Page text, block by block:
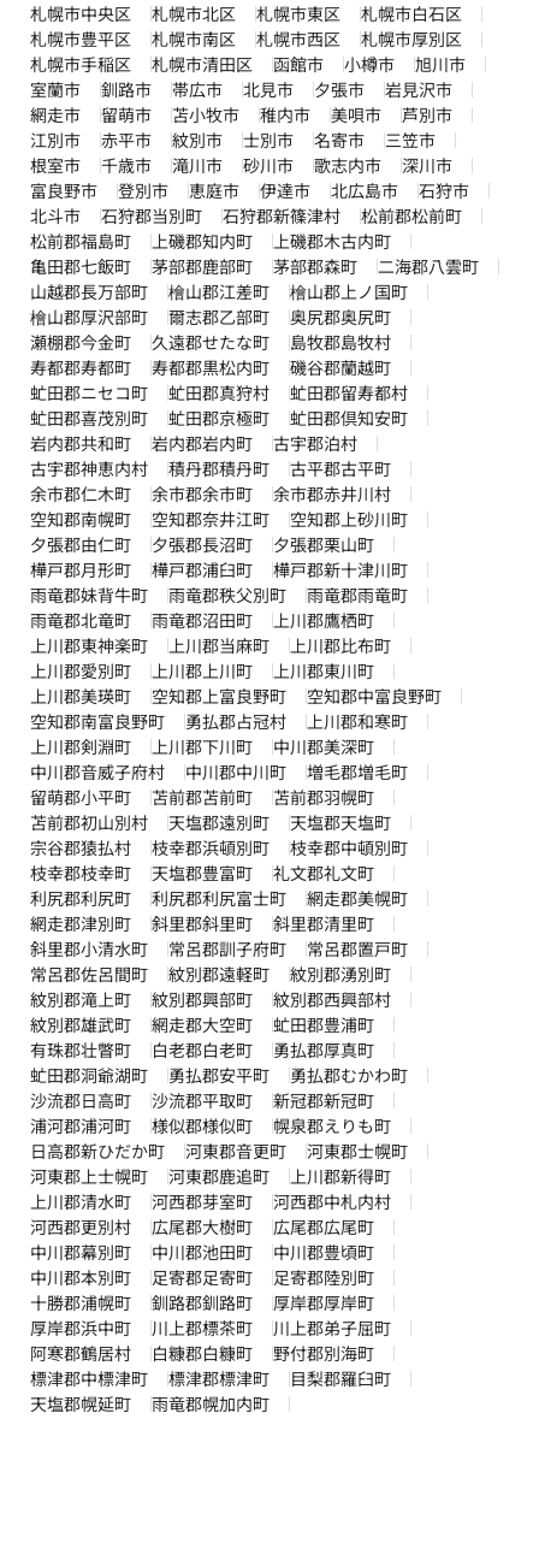
札幌市中央区 札幌市北区 札幌市東区
札幌市白石区
札幌市豊平区
札幌市南区 札幌市西区
札幌市厚別区
札幌市手稲区
札幌市清田区 函館市 小樽市
旭川市
室蘭市
釧路市 帯広市 北見市 夕張市
岩見沢市
網走市
留萌市 苫小牧市 稚内市 美唄市
芦別市
江別市
赤平市 紋別市 士別市 名寄市
三笠市
根室市
千歳市 滝川市 砂川市 歌志内市
深川市
富良野市
登別市 恵庭市 伊達市 北広島市
石狩市
北斗市
石狩郡当別町 石狩郡新篠津村
松前郡松前町
松前郡福島町
上磯郡知内町
上磯郡木古内町
亀田郡七飯町
茅部郡鹿部町 茅部郡森町
二海郡八雲町
山越郡長万部町
檜山郡江差町
檜山郡上ノ国町
檜山郡厚沢部町
爾志郡乙部町
奥尻郡奥尻町
瀬棚郡今金町
久遠郡せたな町
島牧郡島牧村
寿都郡寿都町
寿都郡黒松内町
磯谷郡蘭越町
虻田郡ニセコ町
虻田郡真狩村
虻田郡留寿都村
虻田郡喜茂別町
虻田郡京極町
虻田郡倶知安町
岩内郡共和町
岩内郡岩内町
古宇郡泊村
古宇郡神恵内村
積丹郡積丹町
古平郡古平町
余市郡仁木町
余市郡余市町
余市郡赤井川村
空知郡南幌町
空知郡奈井江町
空知郡上砂川町
夕張郡由仁町
夕張郡長沼町
夕張郡栗山町
樺戸郡月形町
樺戸郡浦臼町
樺戸郡新十津川町
雨竜郡妹背牛町
雨竜郡秩父別町
雨竜郡雨竜町
雨竜郡北竜町
雨竜郡沼田町
上川郡鷹栖町
上川郡東神楽町
上川郡当麻町
上川郡比布町
上川郡愛別町
上川郡上川町
上川郡東川町
上川郡美瑛町
空知郡上富良野町
空知郡中富良野町
空知郡南富良野町
勇払郡占冠村
上川郡和寒町
上川郡剣淵町
上川郡下川町
中川郡美深町
中川郡音威子府村
中川郡中川町
増毛郡増毛町
留萌郡小平町
苫前郡苫前町
苫前郡羽幌町
苫前郡初山別村
天塩郡遠別町
天塩郡天塩町
宗谷郡猿払村
枝幸郡浜頓別町
枝幸郡中頓別町
枝幸郡枝幸町
天塩郡豊富町
礼文郡礼文町
利尻郡利尻町
利尻郡利尻富士町
網走郡美幌町
網走郡津別町
斜里郡斜里町
斜里郡清里町
斜里郡小清水町
常呂郡訓子府町
常呂郡置戸町
常呂郡佐呂間町
紋別郡遠軽町
紋別郡湧別町
紋別郡滝上町
紋別郡興部町
紋別郡西興部村
紋別郡雄武町
網走郡大空町
虻田郡豊浦町
有珠郡壮瞥町
白老郡白老町
勇払郡厚真町
虻田郡洞爺湖町
勇払郡安平町
勇払郡むかわ町
沙流郡日高町
沙流郡平取町
新冠郡新冠町
浦河郡浦河町
様似郡様似町
幌泉郡えりも町
日高郡新ひだか町
河東郡音更町
河東郡士幌町
河東郡上士幌町
河東郡鹿追町
上川郡新得町
上川郡清水町
河西郡芽室町
河西郡中札内村
河西郡更別村
広尾郡大樹町
広尾郡広尾町
中川郡幕別町
中川郡池田町
中川郡豊頃町
中川郡本別町
足寄郡足寄町
足寄郡陸別町
十勝郡浦幌町
釧路郡釧路町
厚岸郡厚岸町
厚岸郡浜中町
川上郡標茶町
川上郡弟子屈町
阿寒郡鶴居村
白糠郡白糠町
野付郡別海町
標津郡中標津町
標津郡標津町
目梨郡羅臼町
天塩郡幌延町
雨竜郡幌加内町